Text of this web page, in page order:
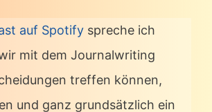
auf Spotify spreche ich
mit dem Journalwriting
treffen können,
und ganz grundsätzlich ein